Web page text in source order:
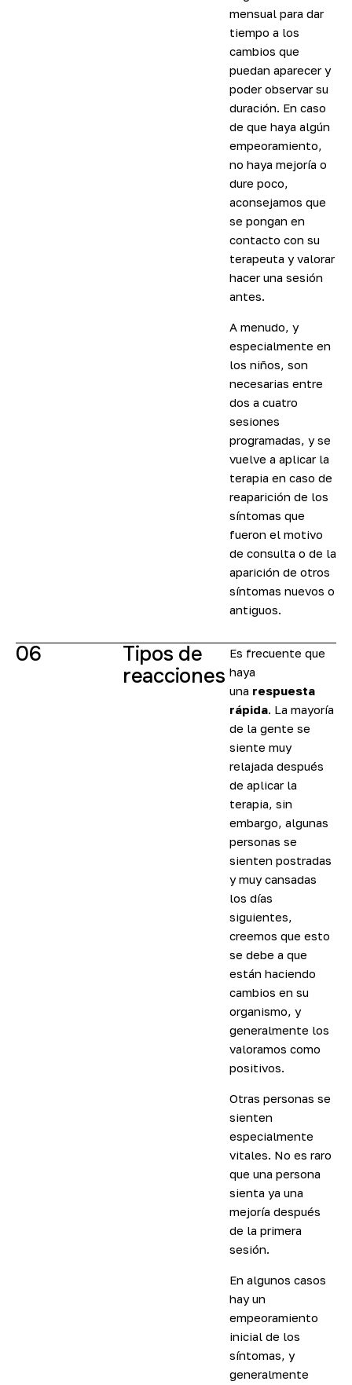
mensual para dar
tiempo a los
cambios que
puedan aparecer y
poder observar su
duración. En caso
de que haya algún
empeoramiento,
no haya mejoría o
dure poco,
aconsejamos que
se pongan en
contacto con su
terapeuta y valorar
hacer una sesión
antes.
A menudo, y
especialmente en
los niños, son
necesarias entre
dos a cuatro
sesiones
programadas, y se
vuelve a aplicar la
terapia en caso de
reaparición de los
síntomas que
fueron el motivo
de consulta o de la
aparición de otros
síntomas nuevos o
antiguos.
06
Tipos de
reacciones
Es frecuente que
haya
una respuesta
rápida. La mayoría
de la gente se
siente muy
relajada después
de aplicar la
terapia, sin
embargo, algunas
personas se
sienten postradas
y muy cansadas
los días
siguientes,
creemos que esto
se debe a que
están haciendo
cambios en su
organismo, y
generalmente los
valoramos como
positivos.
Otras personas se
sienten
especialmente
vitales. No es raro
que una persona
sienta ya una
mejoría después
de la primera
sesión.
En algunos casos
hay un
empeoramiento
inicial de los
síntomas, y
generalmente